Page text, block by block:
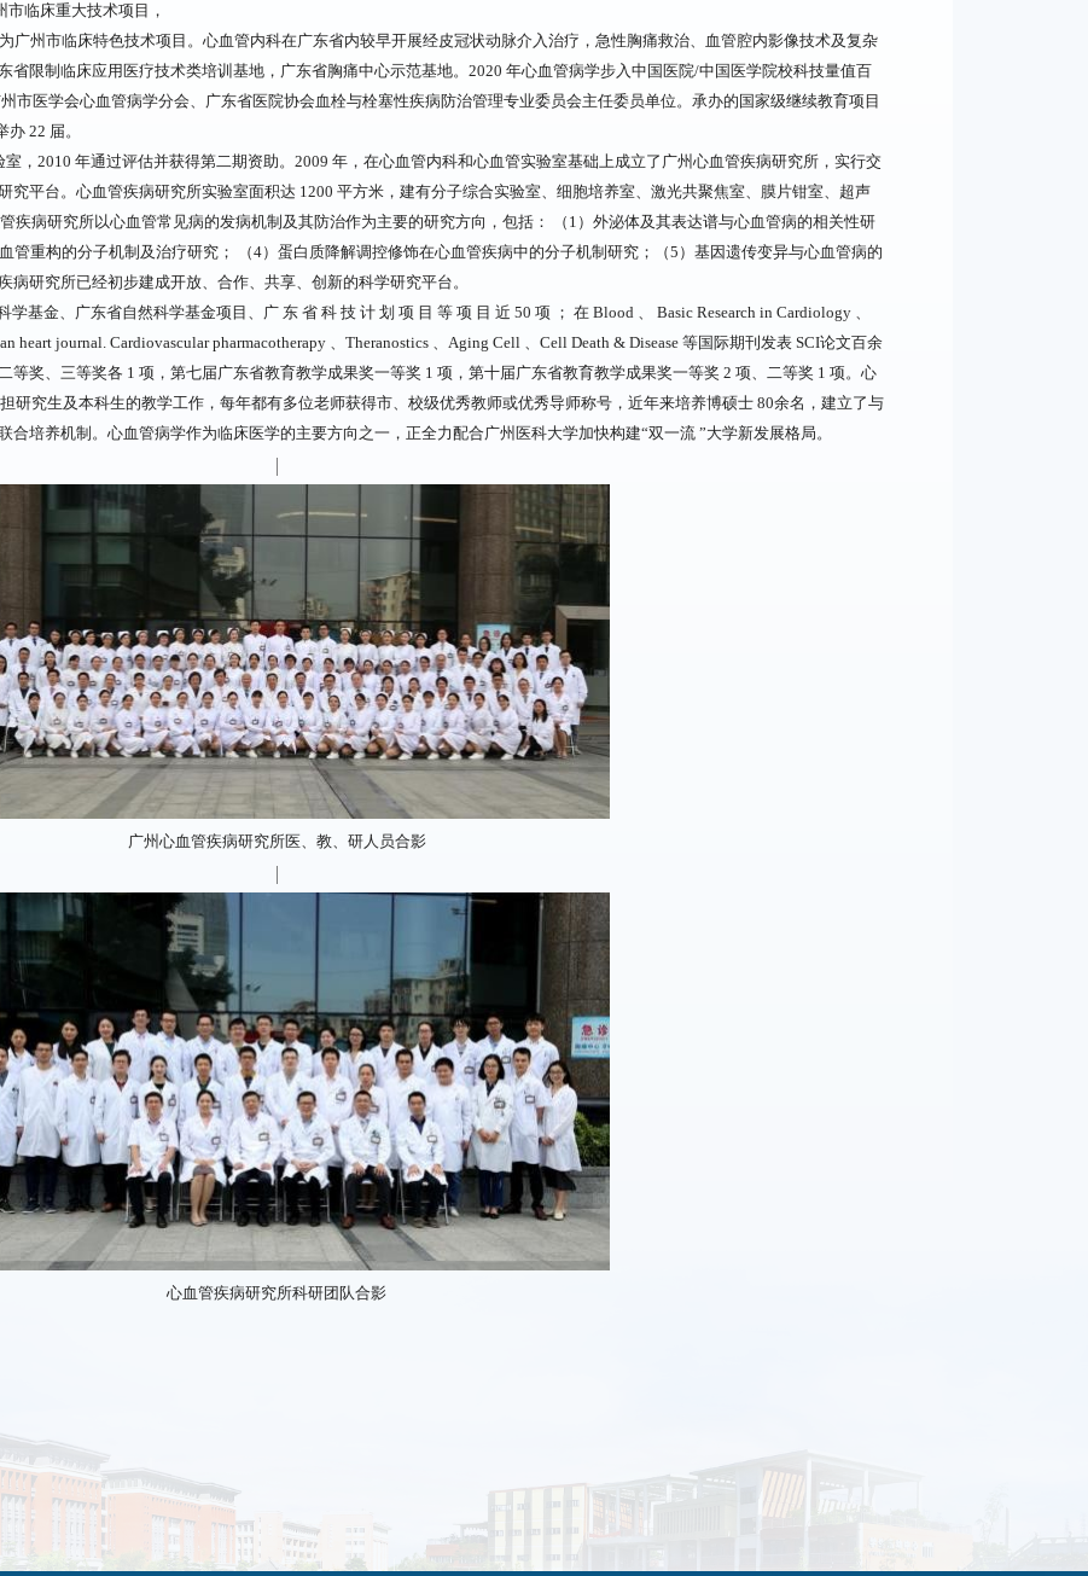
临床重大技术项目，
广州市临床特色技术项目。心血管内科在广东省内较早开展经皮冠状动脉介入治疗，急性胸痛救治、血管腔内影像技术及复杂
省限制临床应用医疗技术类培训基地，广东省胸痛中心示范基地。2020 年心血管病学步入中国医院/中国医学院校科技量值百
市医学会心血管病学分会、广东省医院协会血栓与栓塞性疾病防治管理专业委员会主任委员单位。承办的国家级继续教育项目
22 届。
，2010 年通过评估并获得第二期资助。2009 年，在心血管内科和心血管实验室基础上成立了广州心血管疾病研究所，实行交
究平台。心血管疾病研究所实验室面积达 1200 平方米，建有分子综合实验室、细胞培养室、激光共聚焦室、膜片钳室、超声
疾病研究所以心血管常见病的发病机制及其防治作为主要的研究方向，包括： （1）外泌体及其表达谱与心血管病的相关性研
管重构的分子机制及治疗研究； （4）蛋白质降解调控修饰在心血管疾病中的分子机制研究；（5）基因遗传变异与心血管病的
研究所已经初步建成开放、合作、共享、创新的科学研究平台。
基金、广东省自然科学基金项目、广 东 省 科 技 计 划 项 目 等 项 目 近 50 项 ； 在 Blood 、 Basic Research in Cardiology 、
heart journal. Cardiovascular pharmacotherapy 、Theranostics 、Aging Cell 、Cell Death & Disease 等国际期刊发表 SCI论文百余
等奖、三等奖各 1 项，第七届广东省教育教学成果奖一等奖 1 项，第十届广东省教育教学成果奖一等奖 2 项、二等奖 1 项。心
研究生及本科生的教学工作，每年都有多位老师获得市、校级优秀教师或优秀导师称号，近年来培养博硕士 80余名，建立了与
培养机制。心血管病学作为临床医学的主要方向之一，正全力配合广州医科大学加快构建“双一流 ”大学新发展格局。
广州心血管疾病研究所医、教、研人员合影
心血管疾病研究所科研团队合影